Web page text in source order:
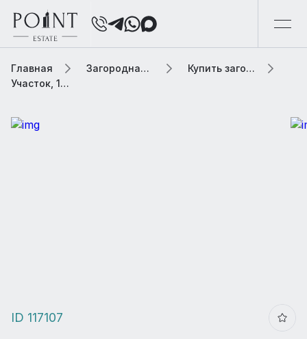
Главная Загородная элитная недвижимость
Купить загородную элитную недвижимость
Участок, 11.87 сот. В коттеджном поселке «Pavlovo Park (Павлово Парк)»
ID 117107